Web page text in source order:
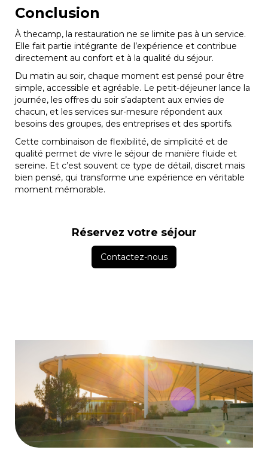
Conclusion
À thecamp, la restauration ne se limite pas à un service.
Elle fait partie intégrante de l’expérience et contribue
directement au confort et à la qualité du séjour.
Du matin au soir, chaque moment est pensé pour être
simple, accessible et agréable. Le petit-déjeuner lance la
journée, les offres du soir s’adaptent aux envies de
chacun, et les services sur-mesure répondent aux
besoins des groupes, des entreprises et des sportifs.
Cette combinaison de flexibilité, de simplicité et de
qualité permet de vivre le séjour de manière fluide et
sereine. Et c’est souvent ce type de détail, discret mais
bien pensé, qui transforme une expérience en véritable
moment mémorable.
Réservez votre séjour
Contactez-nous